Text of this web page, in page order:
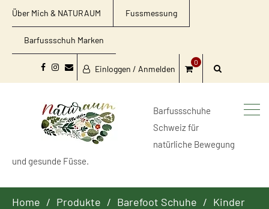
Über Mich & NATURAUM Fussmessung
Barfussschuh Marken
Facebook
Instagram
Email
Einloggen / Anmelden
0
Barfussschuhe
Schweiz für
natürliche Bewegung
und gesunde Füsse.
Home Produkte Barefoot Schuhe Kinder